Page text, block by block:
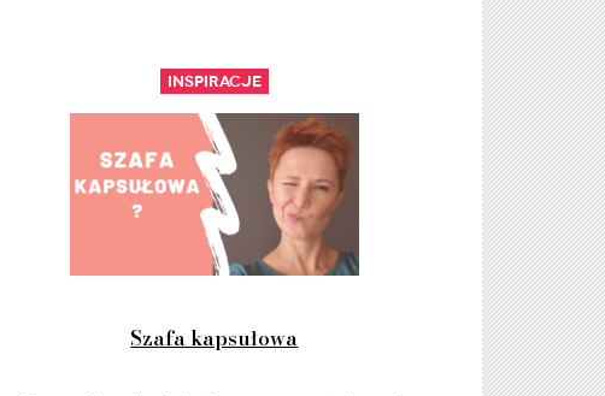
Inspiracje
Szafa kapsułowa